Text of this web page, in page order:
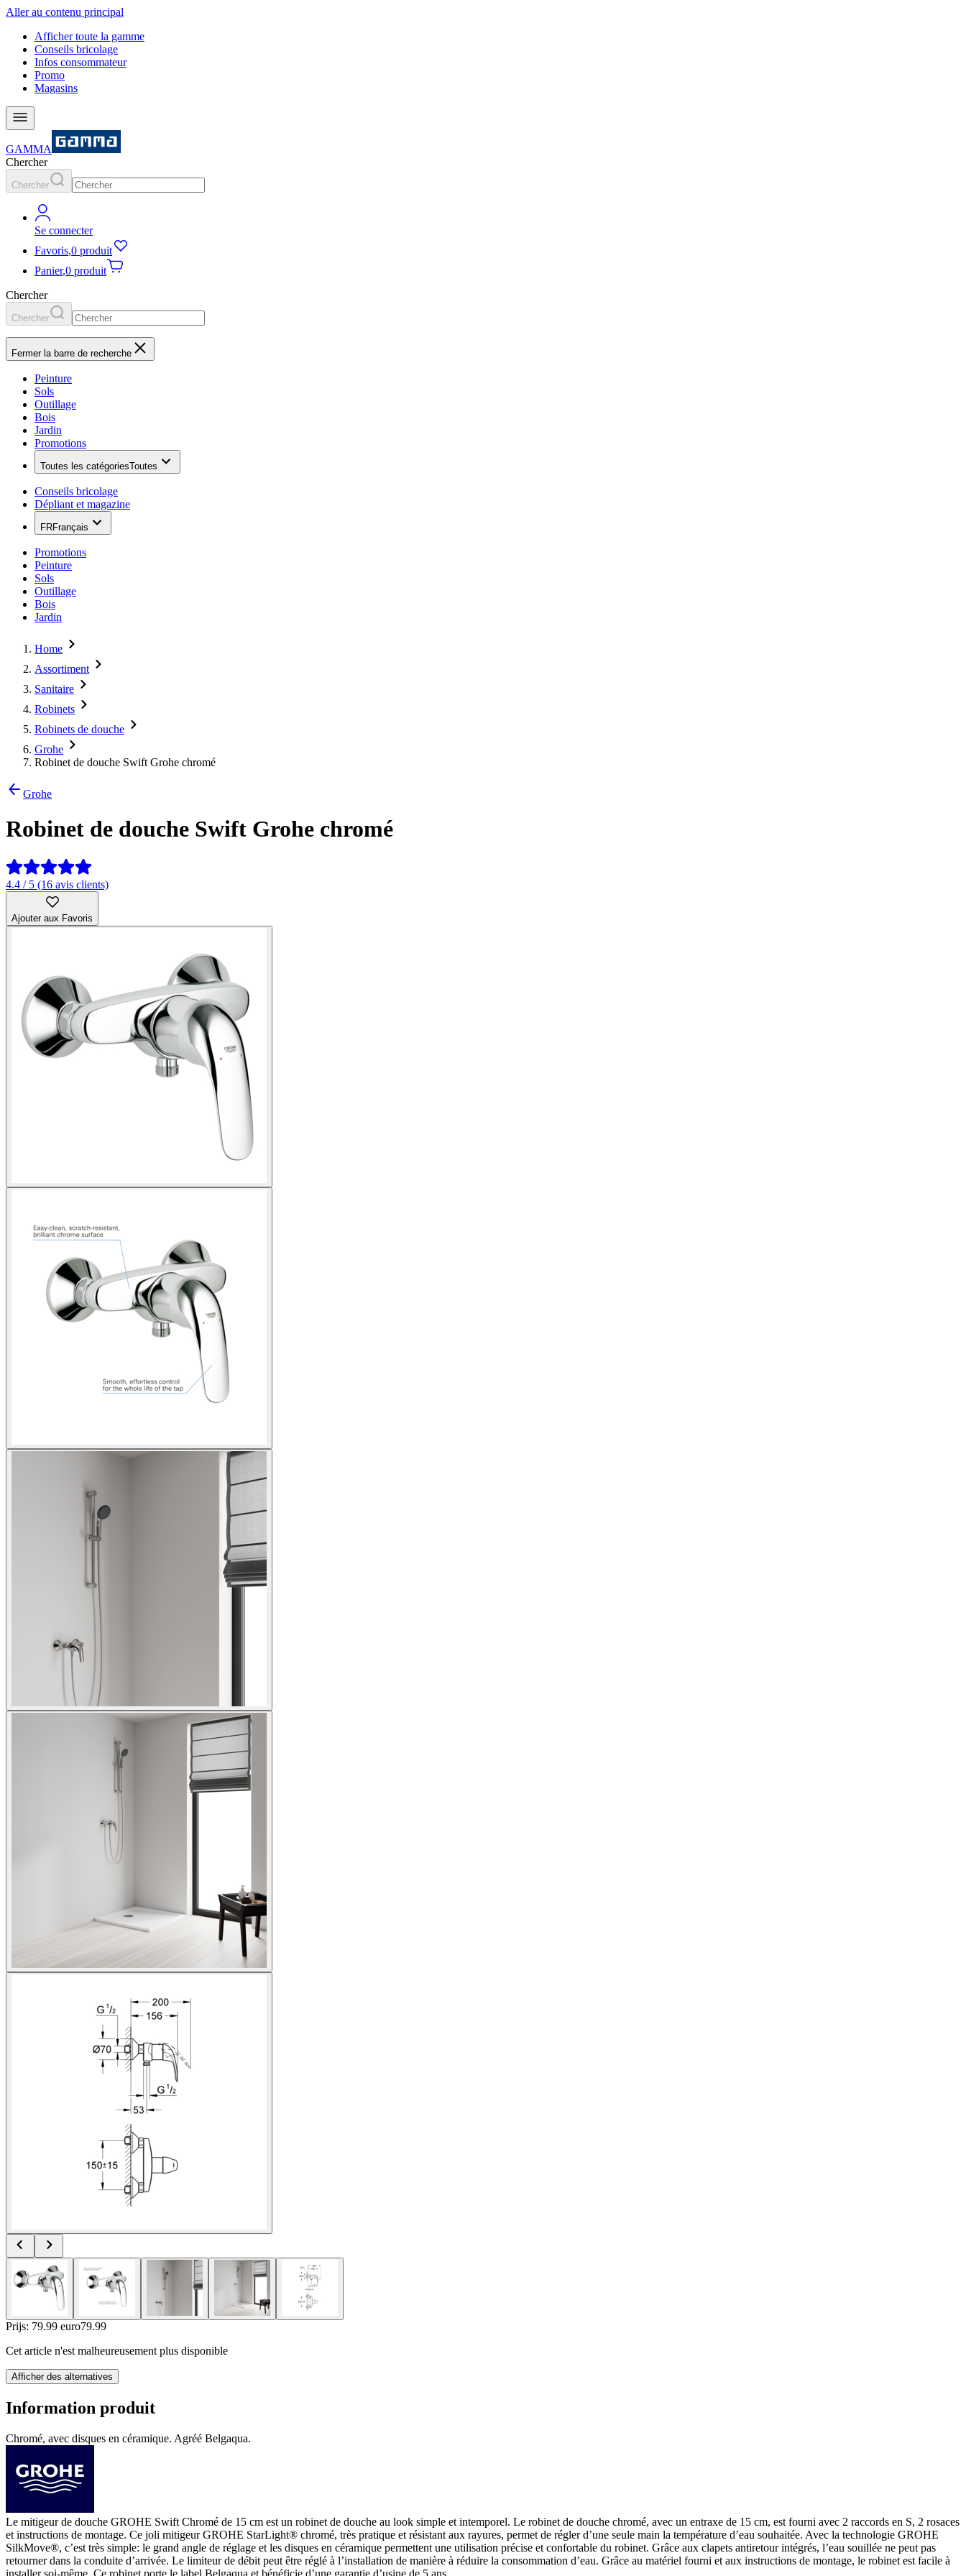
Aller au contenu principal
Afficher toute la gamme
Conseils bricolage
Infos consommateur
Promo
Magasins
GAMMA
Chercher
Chercher
Se connecter
Favoris,0 produit
Panier,0 produit
Chercher
Chercher
Fermer la barre de recherche
Peinture
Sols
Outillage
Bois
Jardin
Promotions
Toutes les catégoriesToutes
Conseils bricolage
Dépliant et magazine
FRFrançais
Promotions
Peinture
Sols
Outillage
Bois
Jardin
Home
Assortiment
Sanitaire
Robinets
Robinets de douche
Grohe
Robinet de douche Swift Grohe chromé
Grohe
Robinet de douche Swift Grohe chromé
4.4 / 5 (16 avis clients)
Ajouter aux Favoris
Prijs: 79.99 euro79.99
Cet article n'est malheureusement plus disponible
Afficher des alternatives
Information produit
Chromé, avec disques en céramique. Agréé Belgaqua.
Le mitigeur de douche GROHE Swift Chromé de 15 cm est un robinet de douche au look simple et intemporel. Le robinet de douche chromé, avec un entraxe de 15 cm, est fourni avec 2 raccords en S, 2 rosaces
et instructions de montage. Ce joli mitigeur GROHE StarLight® chromé, très pratique et résistant aux rayures, permet de régler d’une seule main la température d’eau souhaitée. Avec la technologie GROHE
SilkMove®, c’est très simple: le grand angle de réglage et les disques en céramique permettent une utilisation précise et confortable du robinet. Grâce aux clapets antiretour intégrés, l’eau souillée ne peut pas
retourner dans la conduite d’arrivée. Le limiteur de débit peut être réglé à l’installation de manière à réduire la consommation d’eau. Grâce au matériel fourni et aux instructions de montage, le robinet est facile à
installer soi-même. Ce robinet porte le label Belgaqua et bénéficie d’une garantie d’usine de 5 ans.